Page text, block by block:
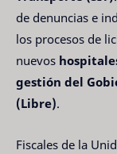
de denuncias e
los procesos de
nuevos
gestión del
(Libre).
Fiscales de la